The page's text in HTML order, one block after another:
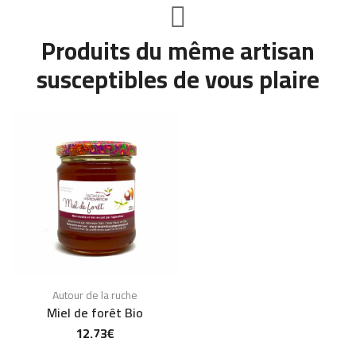
Produits du même artisan
susceptibles de vous plaire
Autour de la ruche
Miel de forêt Bio
12.73€